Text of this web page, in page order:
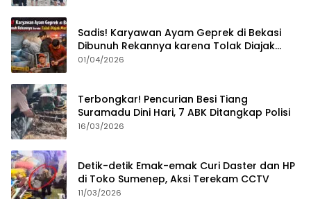
Sadis! Karyawan Ayam Geprek di Bekasi
Dibunuh Rekannya karena Tolak Diajak
Merampok Majikan
01/04/2026
Terbongkar! Pencurian Besi Tiang
Suramadu Dini Hari, 7 ABK Ditangkap Polisi
16/03/2026
Detik-detik Emak-emak Curi Daster dan HP
di Toko Sumenep, Aksi Terekam CCTV
11/03/2026